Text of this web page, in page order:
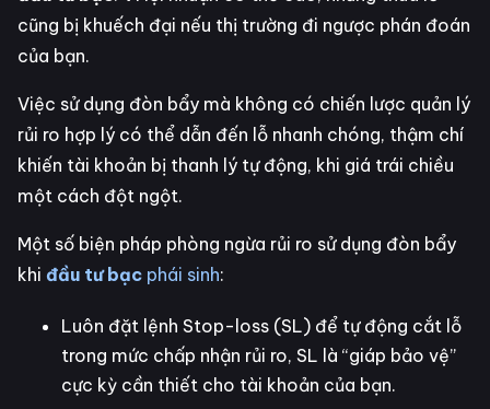
cũng bị khuếch đại nếu thị trường đi ngược phán đoán
của bạn.
Việc sử dụng đòn bẩy mà không có chiến lược quản lý
rủi ro hợp lý có thể dẫn đến lỗ nhanh chóng, thậm chí
khiến tài khoản bị thanh lý tự động, khi giá trái chiều
một cách đột ngột.
Một số biện pháp phòng ngừa rủi ro sử dụng đòn bẩy
khi đầu tư bạc phái sinh:
Luôn đặt lệnh Stop-loss (SL) để tự động cắt lỗ
trong mức chấp nhận rủi ro, SL là “giáp bảo vệ”
cực kỳ cần thiết cho tài khoản của bạn.